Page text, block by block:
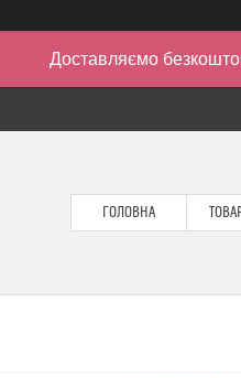
Доставляємо
ГОЛОВНА